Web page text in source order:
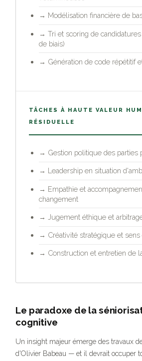
→ Modélisation financière de
→ Tri et scoring de
de biais)
→ Génération de code répétitif
TÂCHES À HAUTE VALEUR
RÉSIDUELLE
→ Gestion politique des parties
→ Leadership en situation
→ Empathie et
changement
→ Jugement éthique et
→ Créativité stratégique et
→ Construction et entretien de
Le paradoxe de la
cognitive
Un insight majeur émerge des travaux
d'Olivier Babeau — et il devrait occuper